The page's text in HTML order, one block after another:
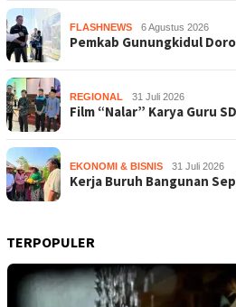
FLASHNEWS 6 Agustus 2026
Pemkab Gunungkidul
REGIONAL 31 Juli 2026
Film “Nalar” Karya Guru
EKONOMI & BISNIS 31 Juli 2026
Kerja Buruh Bangunan
TERPOPULER